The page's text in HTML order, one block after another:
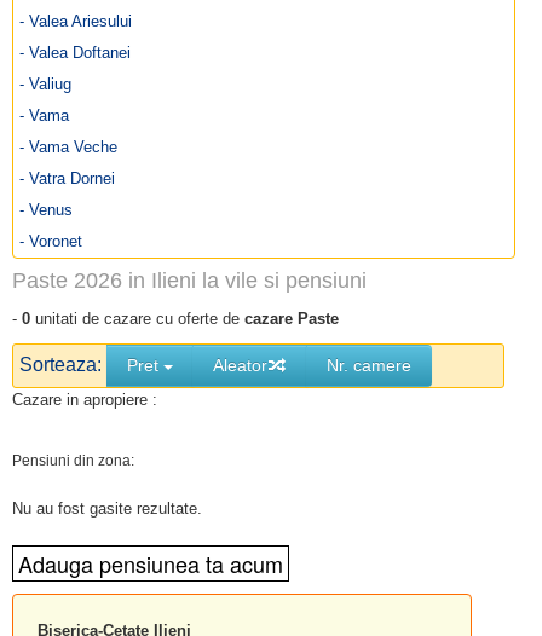
- Valea Ariesului
- Valea Doftanei
- Valiug
- Vama
- Vama Veche
- Vatra Dornei
- Venus
- Voronet
Paste 2026 in Ilieni la vile si pensiuni
- 0 unitati de cazare cu oferte de cazare Paste
Sorteaza: Pret Aleator Nr. camere
Cazare in apropiere :
Pensiuni din zona:
Nu au fost gasite rezultate.
Biserica-Cetate Ilieni